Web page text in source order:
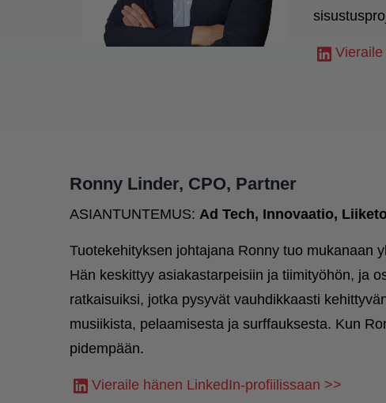
Ronny Linder, CPO, Partner
ASIANTUNTEMUS: Ad Tech, Innovaatio,
Tuotekehityksen johtajana Ronny tuo mukanaan
Hän keskittyy asiakastarpeisiin ja tiimityöhön, ja
ratkaisuiksi, jotka pysyvät vauhdikkaasti
musiikista, pelaamisesta ja surffauksesta. Kun
pidempään.
Vieraile hänen LinkedIn-profiilissaan >>